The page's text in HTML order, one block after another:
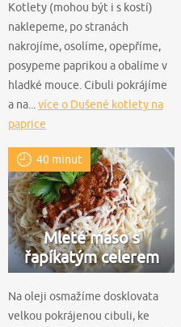
Kotlety (mohou být i s kostí)
naklepeme, po stranách
nakrojíme, osolíme, opepříme,
posypeme paprikou a obalíme v
hladké mouce. Cibuli pokrájíme
a na...více o Dušené kotlety na
paprice
40 minut
Mleté maso s
řapíkatým celerem
Na oleji osmažíme dosklovata
velkou pokrájenou cibuli, ke